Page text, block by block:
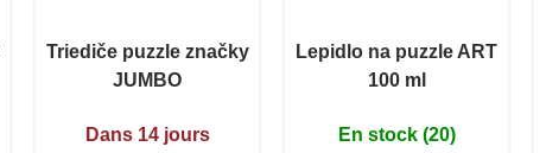
Triediče puzzle značky
JUMBO
Dans 14 jours
Lepidlo na puzzle ART
100 ml
En stock (20)